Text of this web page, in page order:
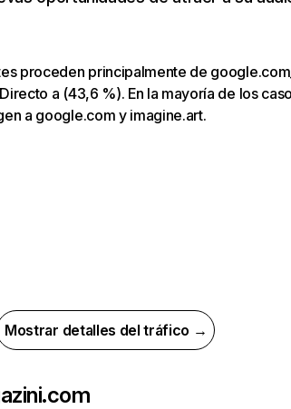
proceden principalmente de
a (43,6 %). En la mayoría de los
a google.com y imagine.art.
Mostrar detalles del tráfico →